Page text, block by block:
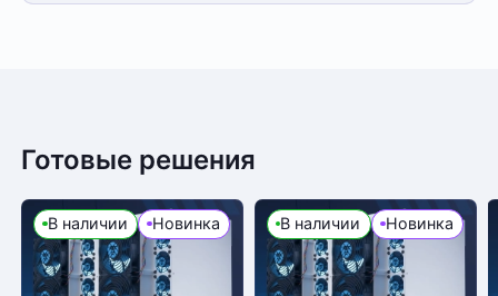
Готовые решения
В наличии Новинка В наличии Новинка